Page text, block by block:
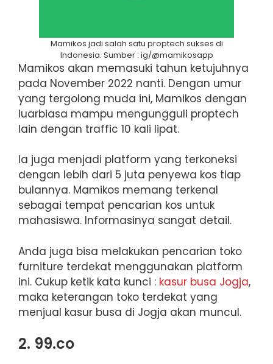
Mamikos jadi salah satu proptech sukses di
Indonesia. Sumber : ig/@mamikosapp
Mamikos akan memasuki tahun ketujuhnya
pada November 2022 nanti. Dengan umur
yang tergolong muda ini, Mamikos dengan
luarbiasa mampu mengungguli proptech
lain dengan traffic 10 kali lipat.
Ia juga menjadi platform yang terkoneksi
dengan lebih dari 5 juta penyewa kos tiap
bulannya. Mamikos memang terkenal
sebagai tempat pencarian kos untuk
mahasiswa. Informasinya sangat detail.
Anda juga bisa melakukan pencarian toko
furniture terdekat menggunakan platform
ini. Cukup ketik kata kunci : kasur busa Jogja,
maka keterangan toko terdekat yang
menjual kasur busa di Jogja akan muncul.
2. 99.co